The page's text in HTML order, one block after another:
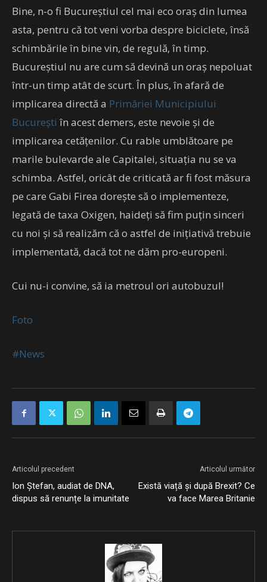
Bine, n-o fi Bucureștiul cel mai eco oraș din lumea
asta, pentru că tot veni vorba despre biciclete, însă
schimbările în bine vin, de regulă, în timp.
Bucureștiul nu are cum să devină un oraș nepoluat
într-un timp atât de scurt. În plus, în afară de
implicarea directă a Primăriei Municipiului
București în acest demers, este nevoie și de
implicarea cetățenilor. Cu rable umblătoare pe
marile bulevarde ale Capitalei, situația nu se va
schimba. Astfel, oricât de criticată ar fi fost măsura
pe care Gabi Firea dorește să o implementeze,
legată de taxa Oxigen, haideți să fim puțin sinceri
cu noi și să realizăm că o astfel de inițiativă trebuie
implementată, dacă tot ne dăm pro-europeni.
Cui nu-i convine, să ia metroul ori autobuzul!
Foto
#News
Articolul precedent
Ion Ștefan, audiat de DNA,
dispus să renunțe la imunitate
Articolul următor
Există viață și după Brexit? Ce
va face Marea Britanie